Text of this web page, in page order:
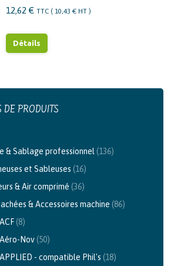
12,62 € TTC ( 10,43 € HT )
Détails
DE PRODUITS
& Sablage professionnel(136)
et Sableuses (16)
& Air comprimé (36)
& Accessoires machine (86)
(8)
Nov(50)
- compatible Phil's (18)